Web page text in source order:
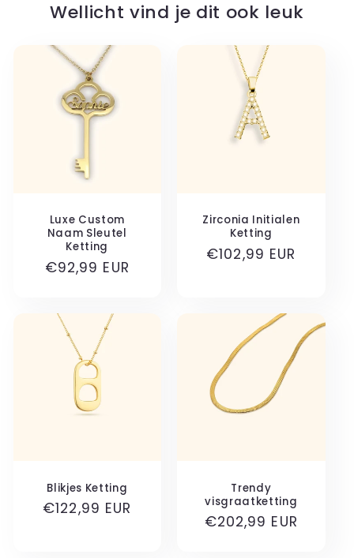
Wellicht vind je dit ook leuk
Luxe Custom
Naam Sleutel
Ketting
Normale
€92,99 EUR
Zirconia Initialen
Ketting
Normale
€102,99 EUR
Blikjes Ketting
Normale
€122,99 EUR
Trendy
visgraatketting
Normale
€202,99 EUR